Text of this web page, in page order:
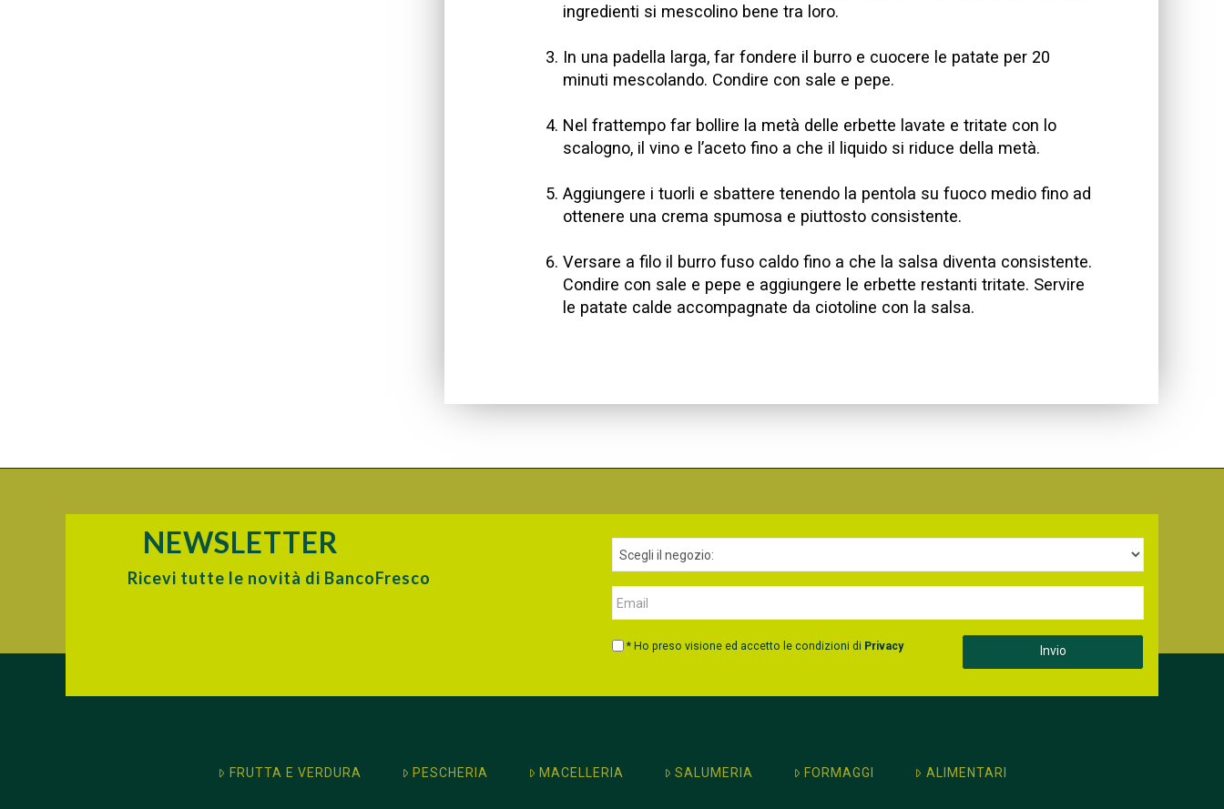
ingredienti si mescolino bene tra loro.
In una padella larga, far fondere il burro e cuocere le patate per 20
minuti mescolando. Condire con sale e pepe.
Nel frattempo far bollire la metà delle erbette lavate e tritate con lo
scalogno, il vino e l’aceto fino a che il liquido si riduce della metà.
Aggiungere i tuorli e sbattere tenendo la pentola su fuoco medio fino ad
ottenere una crema spumosa e piuttosto consistente.
Versare a filo il burro fuso caldo fino a che la salsa diventa consistente.
Condire con sale e pepe e aggiungere le erbette restanti tritate. Servire
le patate calde accompagnate da ciotoline con la salsa.
NEWSLETTER
Ricevi tutte le novità di BancoFresco
* Ho preso visione ed accetto le condizioni di Privacy
FRUTTA E VERDURA PESCHERIA MACELLERIA SALUMERIA FORMAGGI ALIMENTARI